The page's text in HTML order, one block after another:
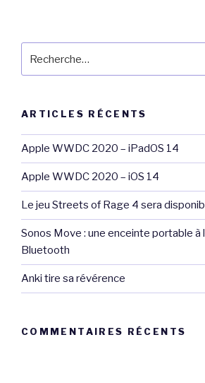
pour
ARTICLES RÉCENTS
Apple WWDC 2020 – iPadOS 14
Apple WWDC 2020 – iOS 14
Le jeu Streets of Rage 4 sera
Sonos Move : une enceinte portable à
Bluetooth
Anki tire sa révérence
COMMENTAIRES RÉCENTS